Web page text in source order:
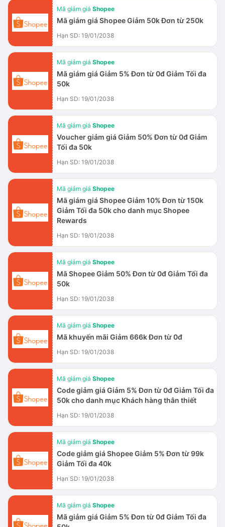
Mã giảm giá Shopee
Mã giám giá Shopee Giảm 50k Đơn từ 250k
Hạn SD: 19/01/2038
Mã giảm giá Shopee
Mã giám giá Giảm 5% Đơn từ 0đ Giảm Tối đa
50k
Hạn SD: 19/01/2038
Mã giảm giá Shopee
Voucher giảm giá Giảm 50% Đơn từ 0đ Giảm
Tối đa 50k
Hạn SD: 19/01/2038
Mã giảm giá Shopee
Mã giám giá Shopee Giảm 10% Đơn từ 150k
Giảm Tối đa 50k cho danh mục Shopee
Rewards
Hạn SD: 19/01/2038
Mã giảm giá Shopee
Mã Shopee Giảm 50% Đơn từ 0đ Giảm Tối đa
50k
Hạn SD: 19/01/2038
Mã giảm giá Shopee
Mã khuyến mãi Giảm 666k Đơn từ 0đ
Hạn SD: 19/01/2038
Mã giảm giá Shopee
Code giảm giá Giảm 5% Đơn từ 0đ Giảm Tối đa
50k cho danh mục Khách hàng thân thiết
Hạn SD: 19/01/2038
Mã giảm giá Shopee
Code giảm giá Shopee Giảm 5% Đơn từ 99k
Giảm Tối đa 40k
Hạn SD: 19/01/2038
Mã giảm giá Shopee
Mã giảm giá Giảm 5% Đơn từ 0đ Giảm Tối đa